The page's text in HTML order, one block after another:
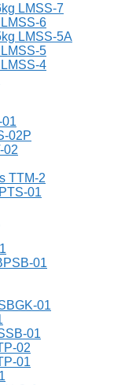
LMSS-7
6
LMSS-5A
5
4
02P
02
TTM-2
01
01
01
01
02
01